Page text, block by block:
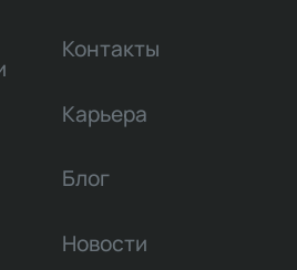
Контакты
Карьера
Блог
Новости